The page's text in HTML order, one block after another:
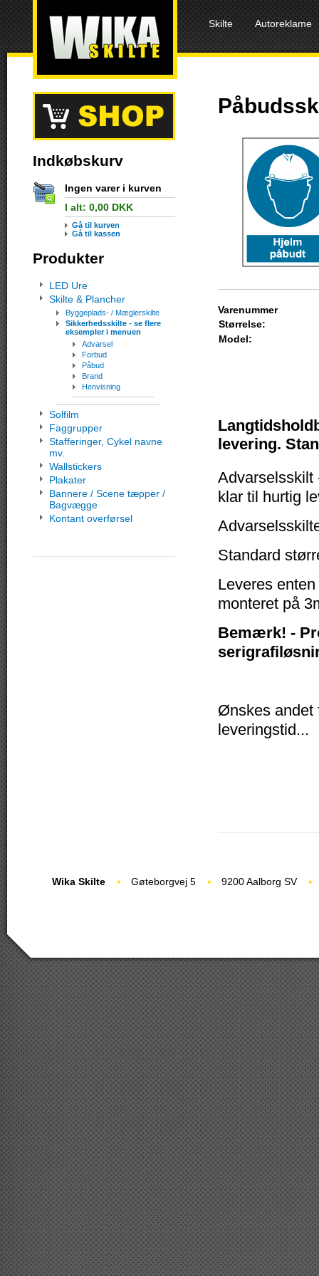
Skilte Autoreklame
Indkøbskurv
Ingen varer i kurven
I alt: 0,00 DKK
Gå til kurven
Gå til kassen
Produkter
LED Ure
Skilte & Plancher
Byggeplads- / Mæglerskilte
Sikkerhedsskilte - se flere
eksempler i menuen
Advarsel
Forbud
Påbud
Brand
Henvisning
Solfilm
Faggrupper
Stafferinger, Cykel navne
mv.
Wallstickers
Plakater
Bannere / Scene tæpper /
Bagvægge
Kontant overførsel
Varenummer
Størrelse:
Model:
levering.
Advarselsskilt
klar til hurtig
Standard
Leveres
monteret på
Bemærk! -
Ønskes andet
leveringstid...
Wika Skilte Gøteborgvej 5 9200 Aalborg SV